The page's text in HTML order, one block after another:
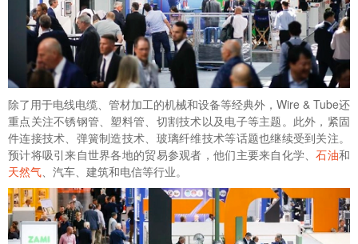
除了用于电线电缆、管材加工的机械和设备等经典外，Wire & Tube还
重点关注不锈钢管、塑料管、切割技术以及电子等主题。此外，紧固
件连接技术、弹簧制造技术、玻璃纤维技术等话题也继续受到关注。
预计将吸引来自世界各地的贸易参观者，他们主要来自化学、石油和
天然气、汽车、建筑和电信等行业。